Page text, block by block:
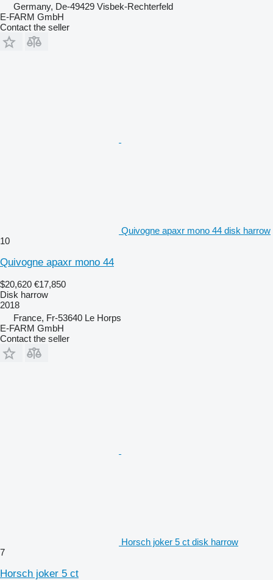
Germany, De-49429 Visbek-Rechterfeld
E-FARM GmbH
Contact the seller
Quivogne apaxr mono 44 disk harrow
10
Quivogne apaxr mono 44
$20,620 €17,850
Disk harrow
2018
France, Fr-53640 Le Horps
E-FARM GmbH
Contact the seller
Horsch joker 5 ct disk harrow
7
Horsch joker 5 ct